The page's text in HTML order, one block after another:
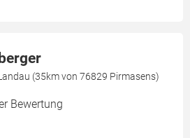
(35km von 76829 Pirmasens)
Bewertung